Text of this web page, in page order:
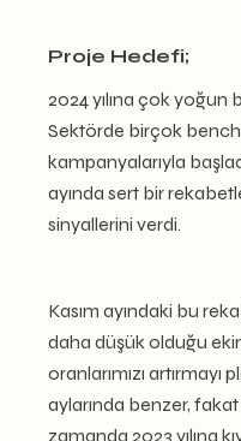
Proje Hedefi;
2024 yılına çok yoğun
Sektörde birçok
kampanyalarıyla
ayında sert bir
sinyallerini verdi.
Kasım ayındaki bu
daha düşük olduğu
oranlarımızı artırmayı
aylarında benzer,
zamanda 2023 yılına